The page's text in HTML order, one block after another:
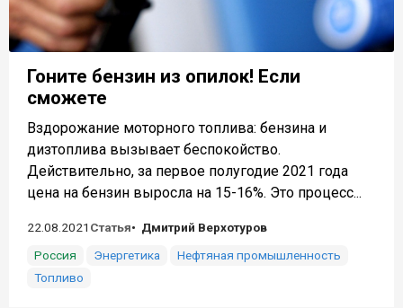
Гоните бензин из опилок! Если
сможете
Вздорожание моторного топлива: бензина и
дизтоплива вызывает беспокойство.
Действительно, за первое полугодие 2021 года
цена на бензин выросла на 15-16%. Это процесс...
22.08.2021 Статья
Дмитрий Верхотуров
Россия
Энергетика
Нефтяная промышленность
Топливо